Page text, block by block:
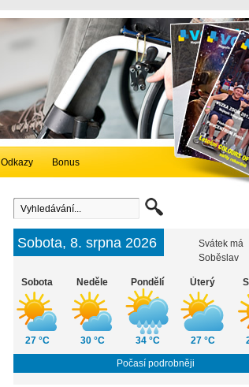
Odkazy Bonus
Sobota, 8. srpna 2026
Svátek má
Soběslav
Sobota
27 °C
Neděle
30 °C
Pondělí
34 °C
Úterý
27 °C
Počasí podrobněji